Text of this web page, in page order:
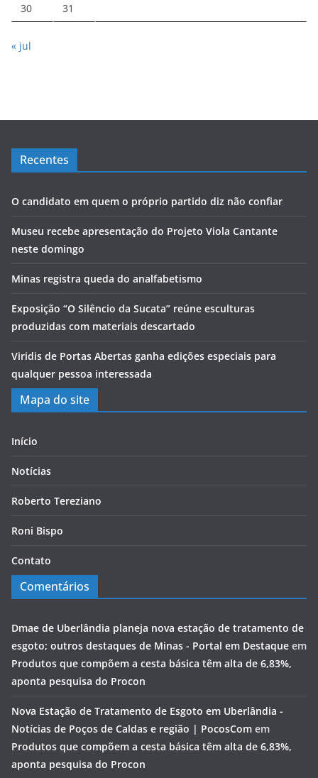
30 31
« jul
Recentes
O candidato em quem o próprio partido diz não confiar
Museu recebe apresentação do Projeto Viola Cantante
neste domingo
Minas registra queda do analfabetismo
Exposição “O Silêncio da Sucata” reúne esculturas
produzidas com materiais descartado
Viridis de Portas Abertas ganha edições especiais para
qualquer pessoa interessada
Mapa do site
Início
Notícias
Roberto Tereziano
Roni Bispo
Contato
Comentários
Dmae de Uberlândia planeja nova estação de tratamento de
esgoto; outros destaques de Minas - Portal em Destaque em
Produtos que compõem a cesta básica têm alta de 6,83%,
aponta pesquisa do Procon
Nova Estação de Tratamento de Esgoto em Uberlândia -
Notícias de Poços de Caldas e região | PocosCom em
Produtos que compõem a cesta básica têm alta de 6,83%,
aponta pesquisa do Procon